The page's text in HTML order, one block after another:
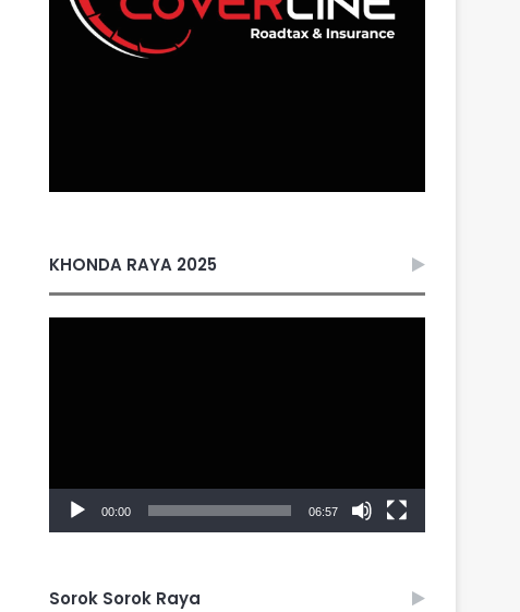
KHONDA RAYA 2025
00:00 06:57
Sorok Sorok Raya